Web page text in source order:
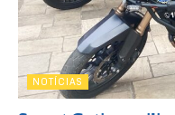
NOTÍCIAS